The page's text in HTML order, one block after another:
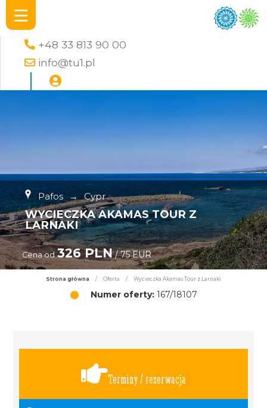
+48 33 813 90 00
info@tu1.pl
Pafos → Cypr
WYCIECZKA AKAMAS TOUR Z
LARNAKI
Cena od 326 PLN/ 75 EUR
Strona główna / Oferta / Wycieczka Akamas Tour z Larnaki
Numer oferty:167/18107
Terminy / rezerwacja